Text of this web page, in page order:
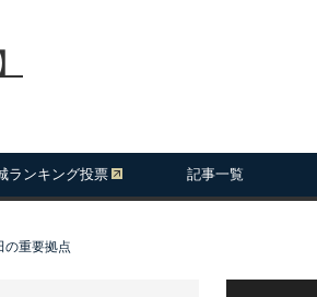
ランキング投票 記事一覧
の重要拠点